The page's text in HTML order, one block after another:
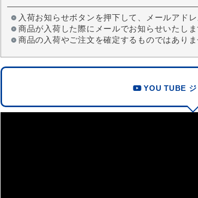
入荷お知らせボタンを押下して、メールアド
商品が入荷した際にメールでお知らせいたしま
商品の入荷やご注文を確定するものではありま
YOU TUBE ジ